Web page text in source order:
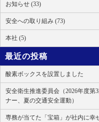
お知らせ (33)
安全への取り組み (73)
本社 (5)
最近の投稿
酸素ボックスを設置しました
安全衛生推進委員会（2026年度第
ナー、夏の交通安全運動）
専務が当てた「宝箱」が社内に幸